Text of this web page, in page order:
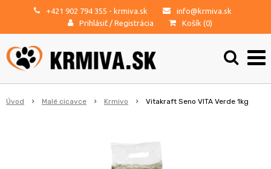
+421 902 794 355 - krmiva.sk
info@krmiva.sk
Prihlásiť / Registrácia Košík (0)
Úvod Malé cicavce Krmivo Vitakraft Seno VITA Verde 1kg